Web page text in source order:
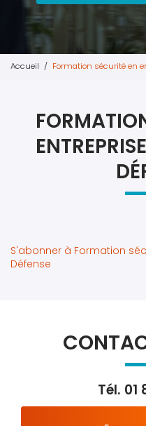
Accueil Formation sécurité en
S'abonner à Formation
Défense
Tél. 01